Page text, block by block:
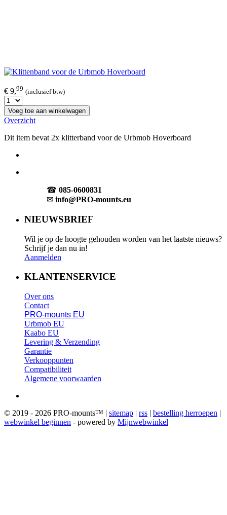
€ 9,99 (inclusief btw)
Voeg toe aan winkelwagen
Overzicht
Dit item bevat 2x klitterband voor de Urbmob Hoverboard
☎ 085-0600831
✉ info@PRO-mounts.eu
NIEUWSBRIEF
Wil je op de hoogte gehouden worden van het laatste nieuws?
Schrijf je dan nu in!
Aanmelden
KLANTENSERVICE
Over ons
Contact
PRO-mounts EU
Urbmob EU
Kaabo EU
Levering & Verzending
Garantie
Verkooppunten
Compatibiliteit
Algemene voorwaarden
© 2019 - 2026 PRO-mounts™️ | sitemap | rss | bestelling herroepen |
webwinkel beginnen - powered by Mijnwebwinkel